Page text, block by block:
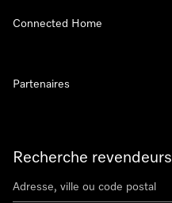
Recherche revendeurs
Connected Home
Partenaires